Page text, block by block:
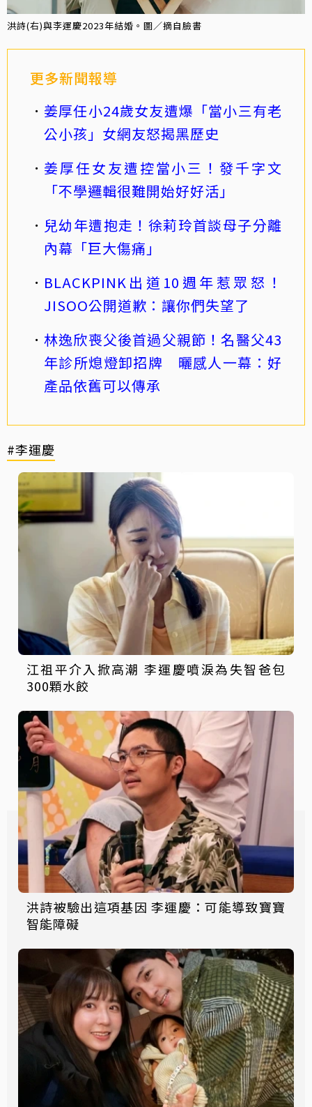
洪詩(右)與李運慶2023年結婚。圖／摘自臉書
更多新聞報導
姜厚任小24歲女友遭爆「當小三有老
公小孩」女網友怒揭黑歷史
姜厚任女友遭控當小三！發千字文
「不學邏輯很難開始好好活」
兒幼年遭抱走！徐莉玲首談母子分離
內幕「巨大傷痛」
BLACKPINK出道10週年惹眾怒！
JISOO公開道歉：讓你們失望了
林逸欣喪父後首過父親節！名醫父43
年診所熄燈卸招牌 曬感人一幕：好
產品依舊可以傳承
#李運慶
江祖平介入掀高潮 李運慶噴淚為失智爸包
300顆水餃
洪詩被驗出這項基因 李運慶：可能導致寶寶
智能障礙